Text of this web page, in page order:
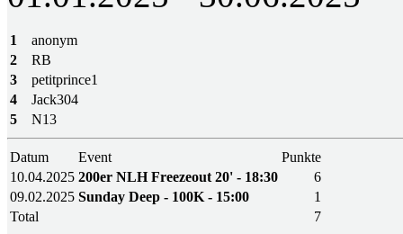
1
anonym
2
RB
3
petitprince1
4
Jack304
5
N13
Datum Event
Punkte
10.04.2025 200er NLH Freezeout 20' - 18:30
6
09.02.2025 Sunday Deep - 100K - 15:00
1
Total
7